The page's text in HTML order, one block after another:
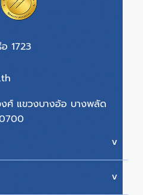
1723
ศ์ แขวงบางอ้อ บางพลัด